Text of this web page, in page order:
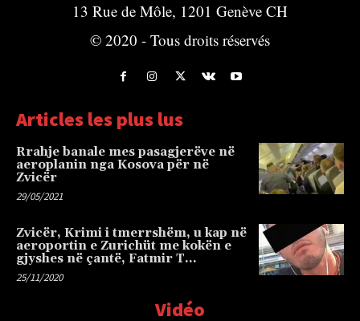
13 Rue de Môle, 1201 Genève CH
© 2020 - Tous droits réservés
Articles les plus lus
Rrahje banale mes pasagjerëve në
aeroplanin nga Kosova për në
Zvicër
29/05/2021
Zvicër, Krimi i tmerrshëm, u kap në
aeroportin e Zurichüt me kokën e
gjyshes në çantë, Fatmir T…
25/11/2020
Vidéo